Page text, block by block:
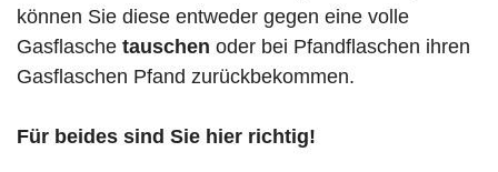
können Sie diese entweder gegen eine volle
Gasflasche tauschen oder bei Pfandflaschen ihren
Gasflaschen Pfand zurückbekommen.
Für beides sind Sie hier richtig!